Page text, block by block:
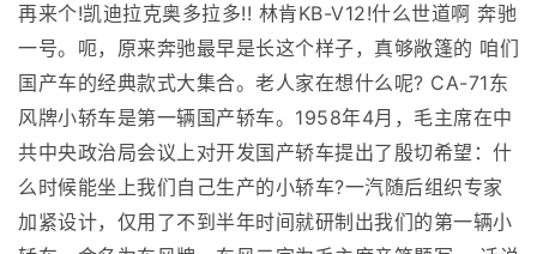
再来个!凯迪拉克奥多拉多!! 林肯KB-V12!什么世道啊 奔驰
一号。呃，原来奔驰最早是长这个样子，真够敞篷的 咱们
国产车的经典款式大集合。老人家在想什么呢? CA-71东
风牌小轿车是第一辆国产轿车。1958年4月，毛主席在中
共中央政治局会议上对开发国产轿车提出了殷切希望：什
么时候能坐上我们自己生产的小轿车?一汽随后组织专家
加紧设计，仅用了不到半年时间就研制出我们的第一辆小